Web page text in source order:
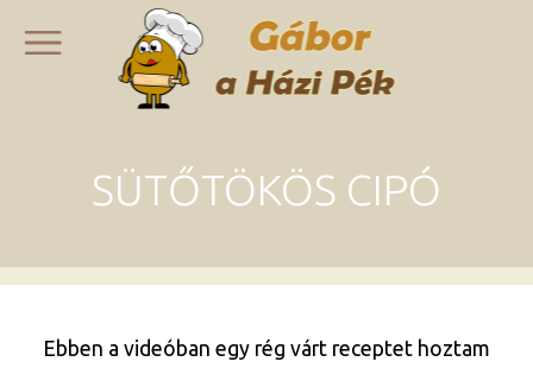
SÜTŐTÖKÖS CIPÓ
Ebben a videóban egy rég várt receptet hoztam